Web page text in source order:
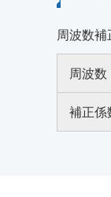
周波数補
周波
補正係